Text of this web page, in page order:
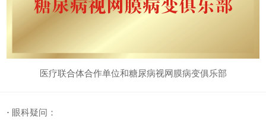
医疗联合体合作单位和糖尿病视网膜病变俱乐部
· 眼科疑问：